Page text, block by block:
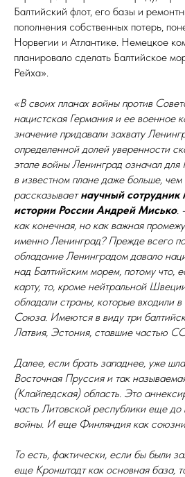
Балтийский флот, его базы и
пополнения собственных потерь,
Норвегии и Атлантике. Немецкое
планировало сделать Балтийское
Рейха».
«В своих планах войны против
нацистская Германия и ее военное
значение придавали захвату
определенной долей уверенности
этапе войны Ленинград означал для
в известном плане даже больше,
рассказываетнаучный сотрудник
истории России Андрей Мисько.
как конечная, но как важная
именно Ленинград? Прежде всего
обладание Ленинградом давало
над Балтийским морем, потому что,
карту, то, кроме нейтральной
обладали страны, которые входили
Союза. Имеются в виду три
Латвия, Эстония, ставшие частью
Далее, если брать западнее, уже
Восточная Пруссия и так
(Клайпедская) область. Это
часть Литовской республики еще
войны. И еще Финляндия как
То есть, фактически, если бы были
еще Кронштадт как основная база,